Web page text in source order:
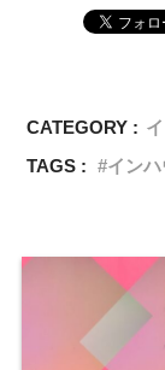
CATEGORY :
TAGS :
イン